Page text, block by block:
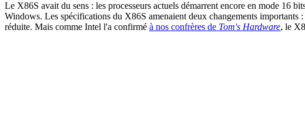
Le X86S avait du sens : les processeurs actuels démarrent encore en mode 16
Windows. Les spécifications du X86S amenaient deux changements importants
réduite. Mais comme Intel l'a confirmé à nos confrères de Tom's Hardware, le